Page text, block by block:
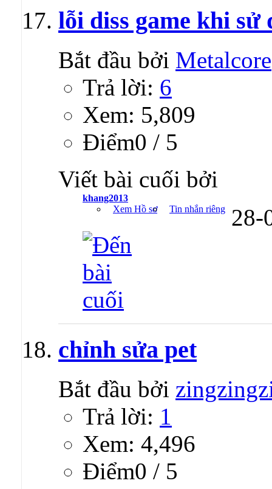
lỗi diss game khi sử
Bắt đầu bởi Metalcore
Trả lời: 6
Xem: 5,809
Ðiểm0 / 5
Viết bài cuối bởi
khang2013
Xem Hồ sơ
Tin nhắn riêng 28-
chỉnh sửa pet
Bắt đầu bởi
Trả lời: 1
Xem: 4,496
Ðiểm0 / 5